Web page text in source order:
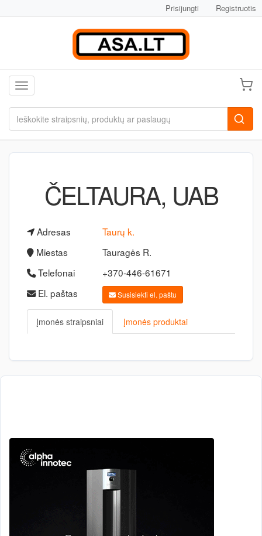
Prisijungti Registruotis
Toggle navigation
ČELTAURA, UAB
Adresas
Taurų k.
Miestas
Tauragės R.
Telefonai
+370-446-61671
El. paštas
Susisiekti el. paštu
Įmonės straipsniai Įmonės produktai